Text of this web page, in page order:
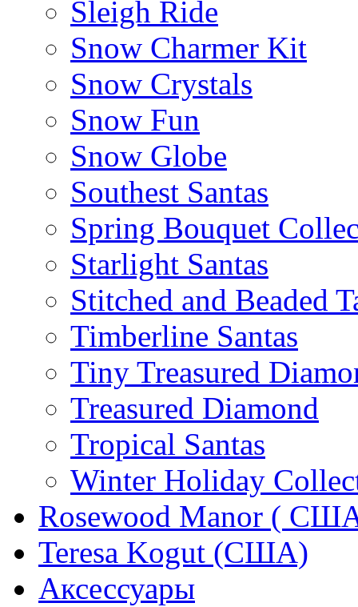
Sleigh Ride
Snow Charmer Kit
Snow Crystals
Snow Fun
Snow Globe
Southest Santas
Spring Bouquet
Starlight Santas
Stitched and Beaded
Timberline Santas
Tiny Treasured
Treasured Diamond
Tropical Santas
Winter Holiday
Rosewood Manor (
Teresa Kogut (США)
Аксессуары